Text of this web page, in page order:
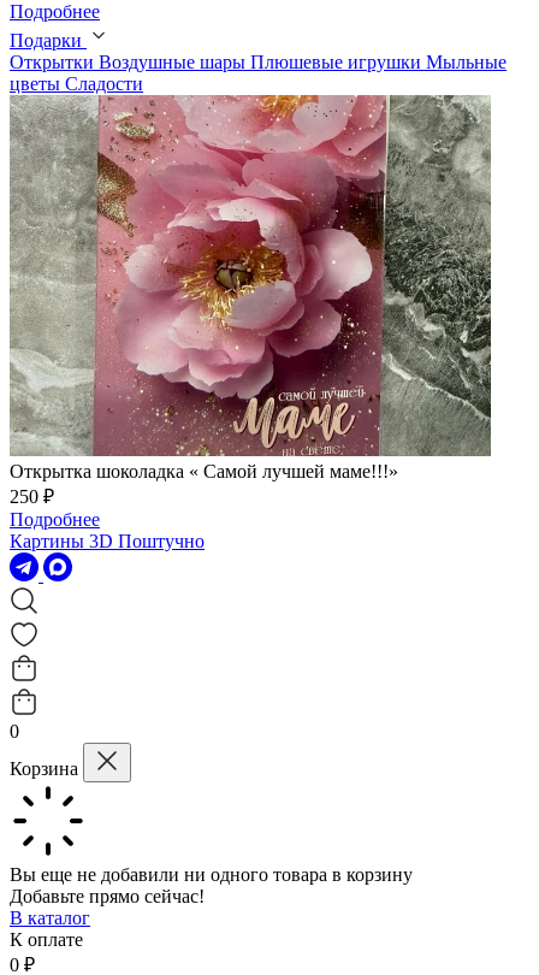
Подробнее
Подарки
Открытки Воздушные шары Плюшевые игрушки Мыльные
цветы Сладости
Открытка шоколадка « Самой лучшей маме!!!»
250 ₽
Подробнее
Картины 3D Поштучно
0
Корзина
Вы еще не добавили ни одного товара в корзину
Добавьте прямо сейчас!
В каталог
К оплате
0 ₽